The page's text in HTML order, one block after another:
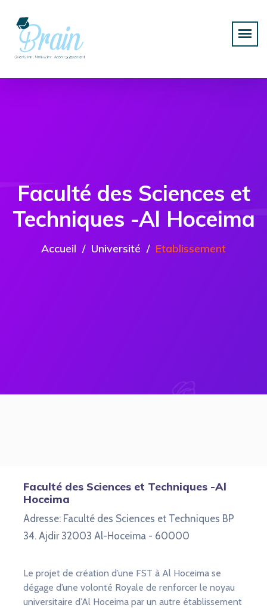
Faculté des Sciences et
Techniques -Al Hoceima
Accueil Université Etablissement
Faculté des Sciences et Techniques -Al
Hoceima
Adresse: Faculté des Sciences et Techniques BP
34. Ajdir 32003 Al-Hoceima - 60000
Le projet de création d’une FST à Al Hoceima se
dégage d’une volonté Royale de renforcer le noyau
universitaire d’Al Hoceima par un autre établissement